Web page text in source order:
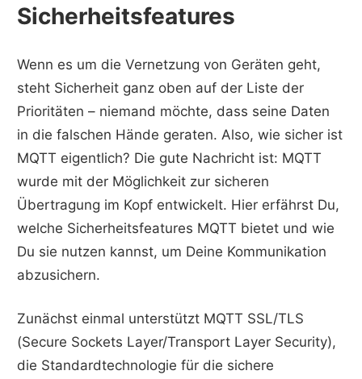
Sicherheitsfeatures
Wenn es um die Vernetzung von Geräten geht,
steht Sicherheit ganz oben auf der Liste der
Prioritäten – niemand möchte, dass seine Daten
in die falschen Hände geraten. Also, wie sicher ist
MQTT eigentlich? Die gute Nachricht ist: MQTT
wurde mit der Möglichkeit zur sicheren
Übertragung im Kopf entwickelt. Hier erfährst Du,
welche Sicherheitsfeatures MQTT bietet und wie
Du sie nutzen kannst, um Deine Kommunikation
abzusichern.
Zunächst einmal unterstützt MQTT SSL/TLS
(Secure Sockets Layer/Transport Layer Security),
die Standardtechnologie für die sichere